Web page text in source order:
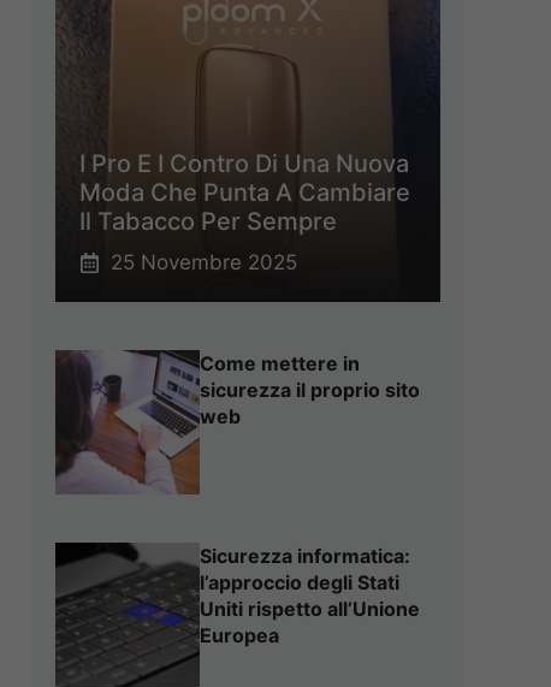
I Pro E I Contro Di Una Nuova
Moda Che Punta A Cambiare
Il Tabacco Per Sempre
25 Novembre 2025
Come mettere in
sicurezza il proprio sito
web
Sicurezza informatica:
l’approccio degli Stati
Uniti rispetto all’Unione
Europea